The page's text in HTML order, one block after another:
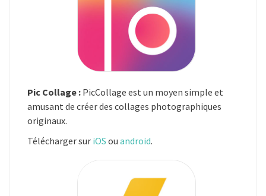
Pic Collage : PicCollage est un moyen simple et
amusant de créer des collages photographiques
originaux.
Télécharger sur iOS ou android.